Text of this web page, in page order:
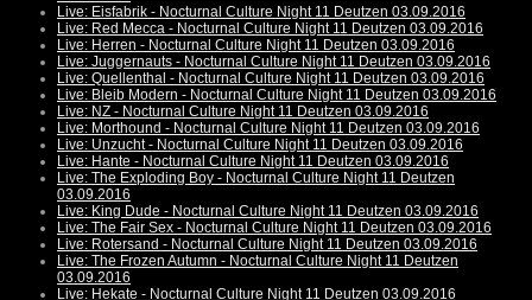
Live: Eisfabrik - Nocturnal Culture Night 11 Deutzen 03.09.2016
Live: Red Mecca - Nocturnal Culture Night 11 Deutzen 03.09.2016
Live: Herren - Nocturnal Culture Night 11 Deutzen 03.09.2016
Live: Juggernauts - Nocturnal Culture Night 11 Deutzen 03.09.2016
Live: Quellenthal - Nocturnal Culture Night 11 Deutzen 03.09.2016
Live: Bleib Modern - Nocturnal Culture Night 11 Deutzen 03.09.2016
Live: NZ - Nocturnal Culture Night 11 Deutzen 03.09.2016
Live: Morthound - Nocturnal Culture Night 11 Deutzen 03.09.2016
Live: Unzucht - Nocturnal Culture Night 11 Deutzen 03.09.2016
Live: Hante - Nocturnal Culture Night 11 Deutzen 03.09.2016
Live: The Exploding Boy - Nocturnal Culture Night 11 Deutzen
03.09.2016
Live: King Dude - Nocturnal Culture Night 11 Deutzen 03.09.2016
Live: The Fair Sex - Nocturnal Culture Night 11 Deutzen 03.09.2016
Live: Rotersand - Nocturnal Culture Night 11 Deutzen 03.09.2016
Live: The Frozen Autumn - Nocturnal Culture Night 11 Deutzen
03.09.2016
Live: Hekate - Nocturnal Culture Night 11 Deutzen 03.09.2016